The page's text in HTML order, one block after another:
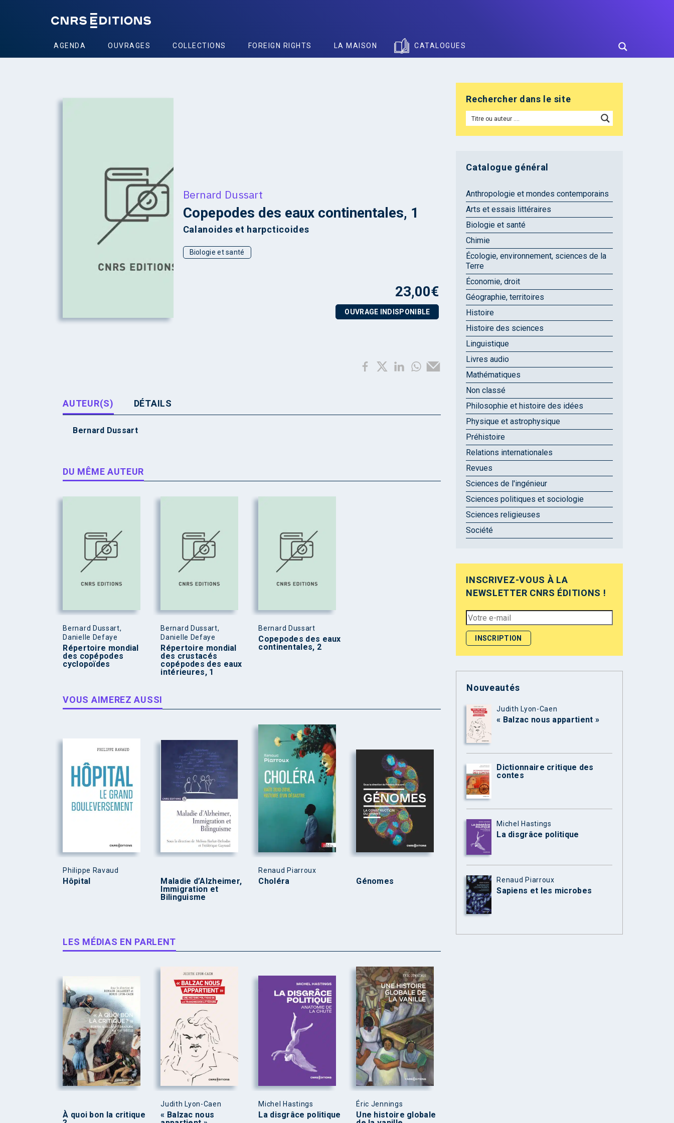
AGENDA OUVRAGES COLLECTIONS FOREIGN RIGHTS LA MAISON CATALOGUES
Bernard Dussart
Copepodes des eaux continentales, 1
Calanoides et harpcticoides
Biologie et santé
23,00€
OUVRAGE INDISPONIBLE
AUTEUR(S) DÉTAILS
Bernard Dussart
DU MÊME AUTEUR
Bernard Dussart,
Danielle Defaye
Répertoire mondial
des copépodes
cyclopoïdes
Bernard Dussart,
Danielle Defaye
Répertoire mondial
des crustacés
copépodes des eaux
intérieures, 1
Bernard Dussart
Copepodes des eaux
continentales, 2
VOUS AIMEREZ AUSSI
Philippe Ravaud
Hôpital
Maladie d’Alzheimer,
Immigration et
Bilinguisme
Renaud Piarroux
Choléra Génomes
LES MÉDIAS EN PARLENT
À quoi bon la critique
Judith Lyon-Caen
« Balzac nous
Michel Hastings
La disgrâce politique
Éric Jennings
Une histoire globale
Rechercher dans le site
Catalogue général
Anthropologie et mondes contemporains
Arts et essais littéraires
Biologie et santé
Chimie
Écologie, environnement, sciences de la
Terre
Économie, droit
Géographie, territoires
Histoire
Histoire des sciences
Linguistique
Livres audio
Mathématiques
Non classé
Philosophie et histoire des idées
Physique et astrophysique
Préhistoire
Relations internationales
Revues
Sciences de l'ingénieur
Sciences politiques et sociologie
Sciences religieuses
Société
INSCRIVEZ-VOUS À LA
NEWSLETTER CNRS ÉDITIONS !
Nouveautés
Judith Lyon-Caen
« Balzac nous appartient »
Dictionnaire critique des
contes
Michel Hastings
La disgrâce politique
Renaud Piarroux
Sapiens et les microbes